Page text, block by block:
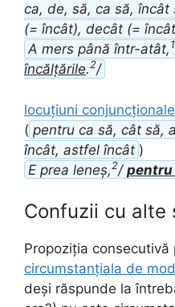
ca, de, să, ca să,
(= încât), decât (=
A mers până într-atât, 1
încălțările.2/
locuțiuni
( pentru ca să, cât să,
încât, astfel încât )
E prea leneș,2/ pentru
Confuzii cu alte
Propoziția
circumstanțiala de mod
deși răspunde la